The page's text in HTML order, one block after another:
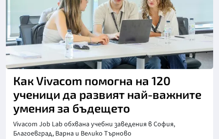
Как Vivacom помогна на 120
ученици да развият най-важните
умения за бъдещето
Vivacom Job Lab обхвана учебни заведения в София,
Благоевград, Варна и Велико Търново